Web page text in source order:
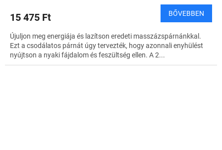
15 475 Ft BŐVEBBEN
Újuljon meg energiája és lazítson eredeti masszázspárnánkkal.
Ezt a csodálatos párnát úgy tervezték, hogy azonnali enyhülést
nyújtson a nyaki fájdalom és feszültség ellen. A 2...